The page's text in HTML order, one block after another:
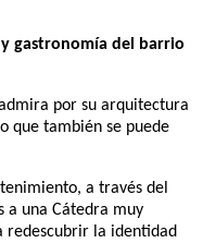
gastronomía del barrio
por su arquitectura
que también se puede
a través del
a una Cátedra muy
redescubrir la identidad